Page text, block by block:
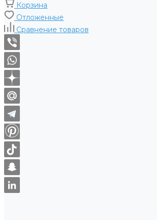
Корзина
Отложенные
Сравнение товаров